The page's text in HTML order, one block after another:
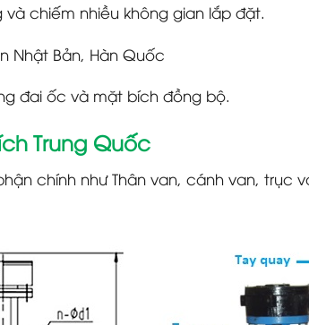
chiếm nhiều không gian lắp đặt.
Nhật Bản, Hàn Quốc
đai ốc và mặt bích đồng bộ.
Trung Quốc
chính như Thân van, cánh van, trục